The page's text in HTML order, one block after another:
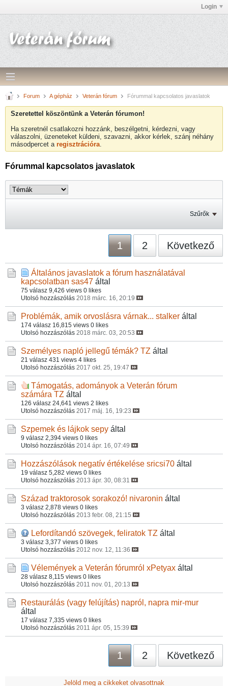
Login
Forum A gépház Veterán fórum Fórummal kapcsolatos javaslatok
Szeretettel köszöntünk a Veterán fórumon!
Ha szeretnél csatlakozni hozzánk, beszélgetni, kérdezni, vagy
válaszolni, üzeneteket küldeni, szavazni, akkor kérlek, szánj néhány
másodpercet a regisztrációra.
Fórummal kapcsolatos javaslatok
Szűrők
1 2 Következő
Általános javaslatok a fórum használatával
kapcsolatban sas47 által
75 válasz 9,426 views 0 likes
Utolsó hozzászólás 2018 márc. 16, 20:19
Problémák, amik orvoslásra várnak... stalker által
174 válasz 16,815 views 0 likes
Utolsó hozzászólás 2018 márc. 03, 20:53
Személyes napló jellegű témák? TZ által
21 válasz 431 views 4 likes
Utolsó hozzászólás 2017 okt. 25, 19:47
Támogatás, adományok a Veterán fórum
számára TZ által
126 válasz 24,641 views 2 likes
Utolsó hozzászólás 2017 máj. 16, 19:23
Szpemek és lájkok sepy által
9 válasz 2,394 views 0 likes
Utolsó hozzászólás 2014 ápr. 16, 07:49
Hozzászólások negatív értékelése sricsi70 által
19 válasz 5,282 views 0 likes
Utolsó hozzászólás 2013 ápr. 30, 08:31
Század traktorosok sorakozó! nivaronin által
3 válasz 2,878 views 0 likes
Utolsó hozzászólás 2013 febr. 08, 21:15
Lefordítandó szövegek, feliratok TZ által
3 válasz 3,377 views 0 likes
Utolsó hozzászólás 2012 nov. 12, 11:36
Vélemények a Veterán fórumról xPetyax által
28 válasz 8,115 views 0 likes
Utolsó hozzászólás 2011 nov. 01, 20:13
Restaurálás (vagy felújítás) napról, napra mir-mur
által
17 válasz 7,335 views 0 likes
Utolsó hozzászólás 2011 ápr. 05, 15:39
1 2 Következő
Jelöld meg a cikkeket olvasottnak